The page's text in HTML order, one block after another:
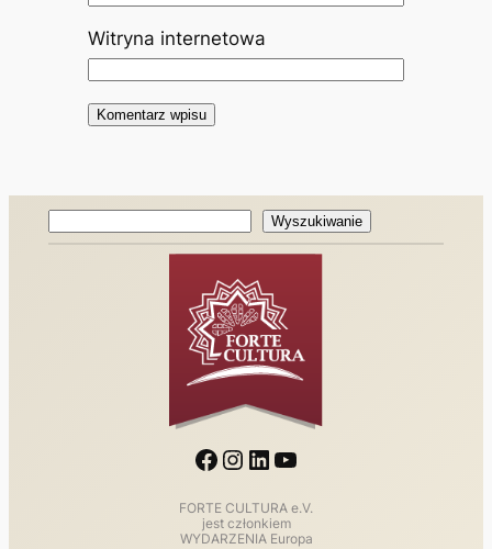
Witryna internetowa
Wyszukiwanie
Facebook Instagram LinkedIn YouTube
FORTE CULTURA e.V.
jest członkiem
WYDARZENIA Europa